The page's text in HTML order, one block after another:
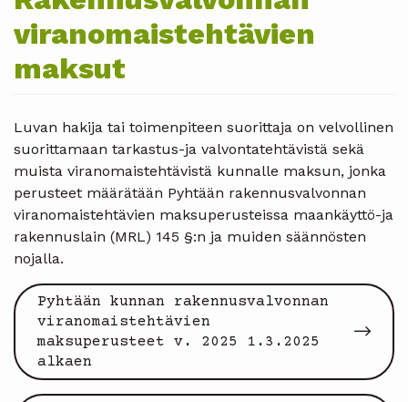
viranomaistehtävien
maksut
Luvan hakija tai toimenpiteen suorittaja on velvollinen
suorittamaan tarkastus-ja valvontatehtävistä sekä
muista viranomaistehtävistä kunnalle maksun, jonka
perusteet määrätään Pyhtään rakennusvalvonnan
viranomaistehtävien maksuperusteissa maankäyttö-ja
rakennuslain (MRL) 145 §:n ja muiden säännösten
nojalla.
Pyhtään kunnan rakennusvalvonnan
viranomaistehtävien
maksuperusteet v. 2025 1.3.2025
alkaen